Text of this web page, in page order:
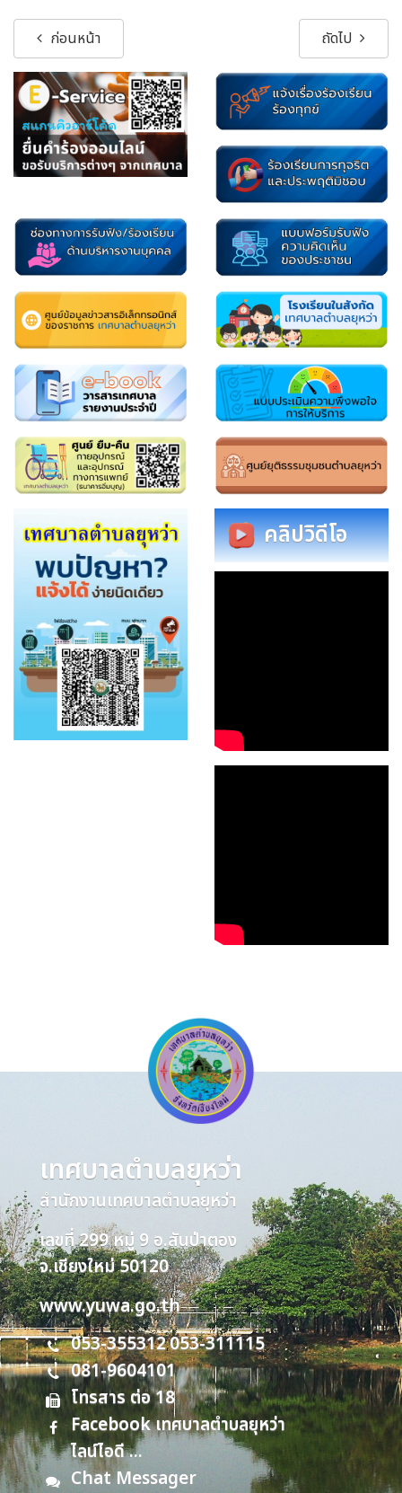
ก่อนหน้า ถัดไป
คลิปวิดีโอ
เทศบาลตำบลยุหว่า
สำนักงานเทศบาลตำบลยุหว่า
เลขที่ 299 หมู่ 9 อ.สันป่าตอง
จ.เชียงใหม่ 50120
www.yuwa.go.th
053-355312,053-311115
081-9604101
โทรสาร ต่อ 18
Facebook เทศบาลตำบลยุหว่า
ไลน์ไอดี ...
Chat Messager